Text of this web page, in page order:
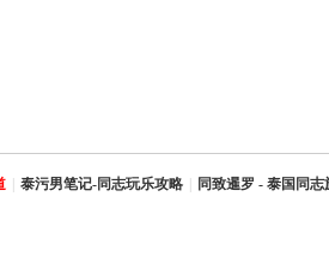
泰污男笔记-同志玩乐攻略 同致暹罗 - 泰国同